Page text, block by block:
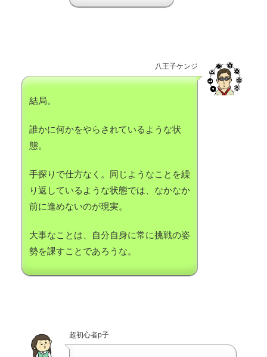
八王子ケンジ
結局。
誰かに何かをやらされているような状
態。
手探りで仕方なく。同じようなことを繰
り返しているような状態では、なかなか
前に進めないのが現実。
大事なことは、自分自身に常に挑戦の姿
勢を課すことであろうな。
超初心者p子